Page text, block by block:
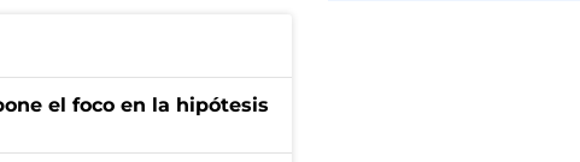
el foco en la hipótesis